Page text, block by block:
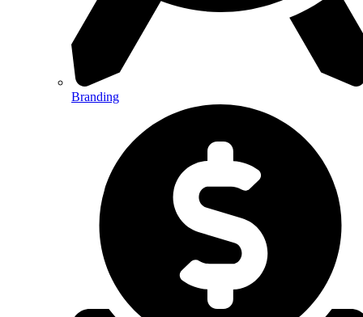
Branding